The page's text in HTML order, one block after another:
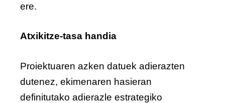
ere.
Atxikitze-tasa handia
Proiektuaren azken datuek adierazten
dutenez, ekimenaren hasieran
definitutako adierazle estrategiko